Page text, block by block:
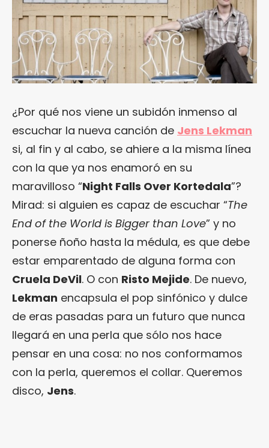
¿Por qué nos viene un subidón inmenso al
escuchar la nueva canción de Jens Lekman
si, al fin y al cabo, se ahiere a la misma línea
con la que ya nos enamoró en su
maravilloso “Night Falls Over Kortedala”?
Mirad: si alguien es capaz de escuchar “The
End of the World is Bigger than Love” y no
ponerse ñoño hasta la médula, es que debe
estar emparentado de alguna forma con
Cruela DeVil. O con Risto Mejide. De nuevo,
Lekman encapsula el pop sinfónico y dulce
de eras pasadas para un futuro que nunca
llegará en una perla que sólo nos hace
pensar en una cosa: no nos conformamos
con la perla, queremos el collar. Queremos
disco, Jens.